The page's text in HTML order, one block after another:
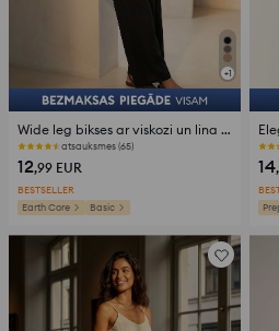
+1
Wide leg bikses ar viskozi un lina piejaukumu
atsauksmes (65)
12,99 EUR
BESTSELLER
Earth Core
Basic
14